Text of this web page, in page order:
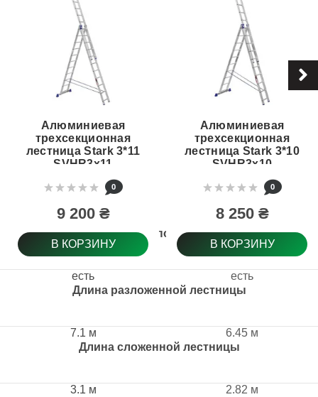
Антискользящее покрытие ступени
Длина разложенной лестницы
Длина сложенной лестницы
Алюминиевая
трехсекционная
лестница Stark 3*11
SVHR3x11
(525311506)
0
9 200 ₴
В КОРЗИНУ
есть
7.1 м
3.1 м
Алюминиевая
трехсекционная
лестница Stark 3*10
SVHR3x10
(525310505)
0
8 250 ₴
В КОРЗИНУ
есть
6.45 м
2.82 м